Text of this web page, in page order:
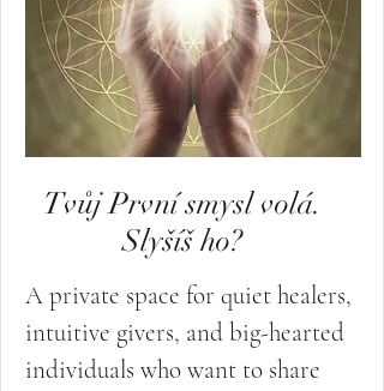
Tvůj První smysl volá.
Slyšíš ho?
A private space for quiet healers,
intuitive givers, and big-hearted
individuals who want to share